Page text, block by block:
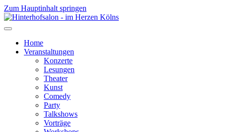
Zum Hauptinhalt springen
Home
Veranstaltungen
Konzerte
Lesungen
Theater
Kunst
Comedy
Party
Talkshows
Vorträge